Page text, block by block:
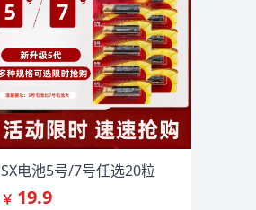
SX电池5号/7号任选20粒
￥ 19.9